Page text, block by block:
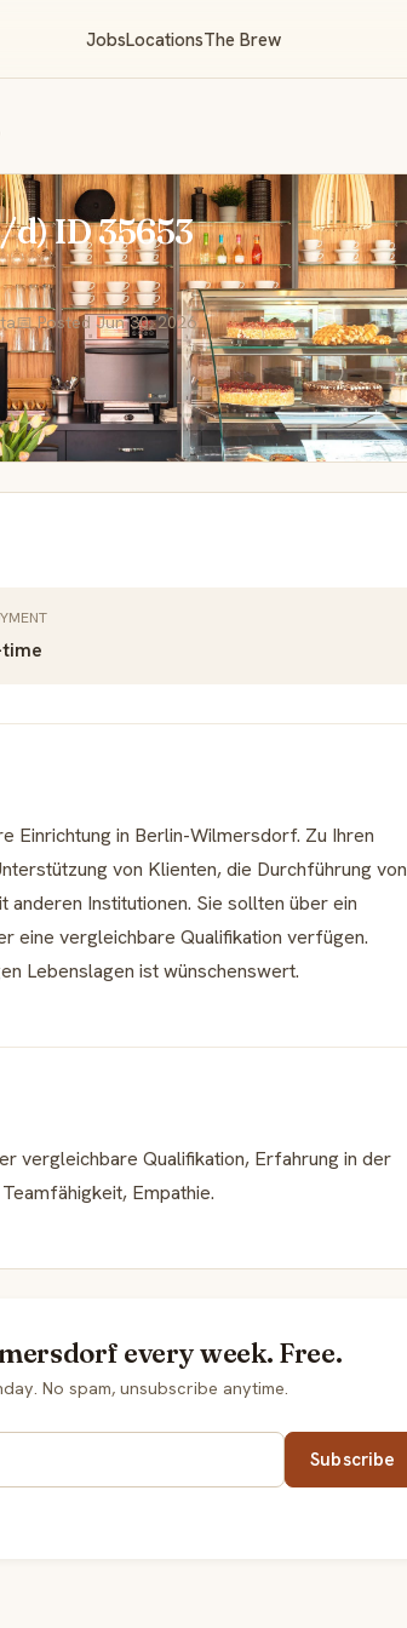
JobsLocationsThe Brew
ID 35653
📅 Posted Jun 30, 2026
Einrichtung in Berlin-Wilmersdorf. Zu Ihren
von Klienten, die Durchführung von
Institutionen. Sie sollten über ein
eine vergleichbare Qualifikation verfügen.
Lebenslagen ist wünschenswert.
vergleichbare Qualifikation, Erfahrung in der
Empathie.
every week. Free.
No spam, unsubscribe anytime.
Subscribe